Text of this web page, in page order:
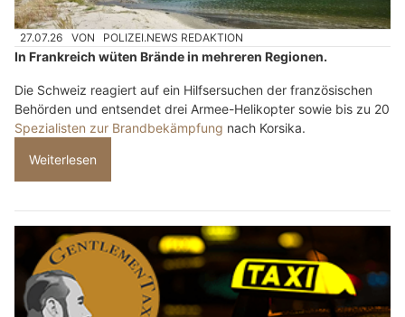
27.07.26 VON POLIZEI.NEWS REDAKTION
In Frankreich wüten Brände in mehreren Regionen.
Die Schweiz reagiert auf ein Hilfsersuchen der französischen
Behörden und entsendet drei Armee-Helikopter sowie bis zu 20
Spezialisten zur Brandbekämpfung nach Korsika.
Weiterlesen